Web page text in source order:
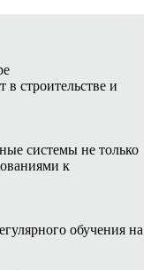
строительстве и
системы не только
к
обучения на